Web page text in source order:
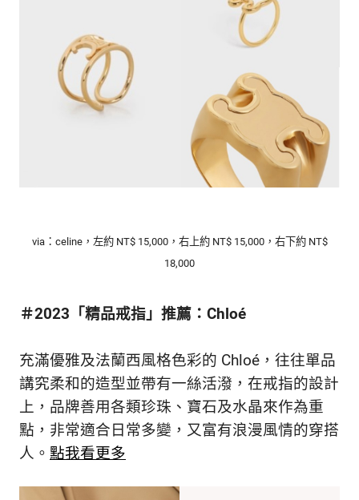
via：celine，左約NT$ 15,000，右上約 NT$ 15,000，右下約 NT$
18,000
＃2023「精品戒指」推薦：Chloé
充滿優雅及法蘭西風格色彩的 Chloé，往往單品
講究柔和的造型並帶有一絲活潑，在戒指的設計
上，品牌善用各類珍珠、寶石及水晶來作為重
點，非常適合日常多變，又富有浪漫風情的穿搭
人。 點我看更多